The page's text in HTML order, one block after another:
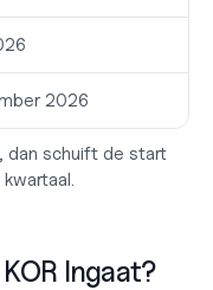
2026
dan schuift de start
Ingaat?